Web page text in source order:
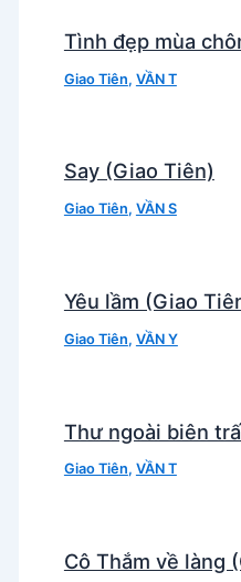
Tình đẹp mùa
Giao Tiên, VẦN T
Say (Giao Tiên)
Giao Tiên, VẦN S
Yêu lầm (Giao
Giao Tiên, VẦN Y
Thư ngoài biên
Giao Tiên, VẦN T
Cô Thắm về làng